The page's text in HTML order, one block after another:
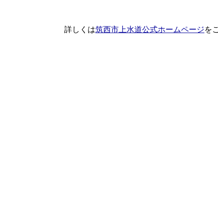
詳しくは筑西市上水道公式ホームページを